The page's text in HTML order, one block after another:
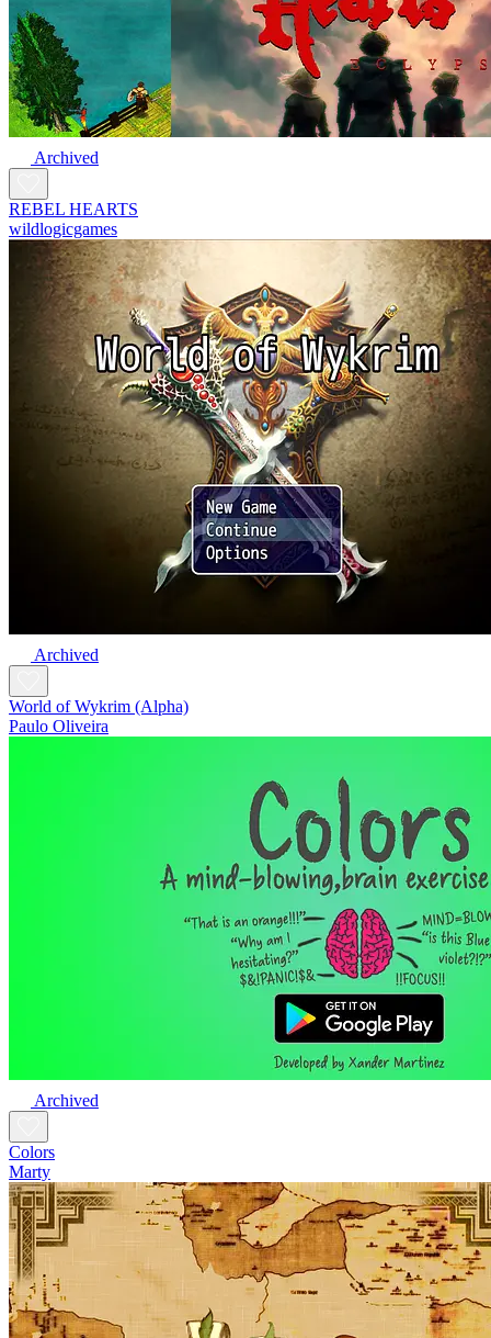
Archived
REBEL HEARTS
wildlogicgames
Archived
World of Wykrim (Alpha)
Paulo Oliveira
Archived
Colors
Marty